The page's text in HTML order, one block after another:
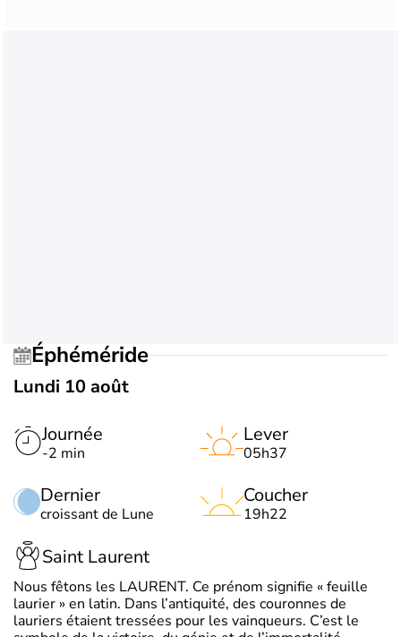
Éphéméride
Lundi 10 août
Journée
-2 min
Dernier
croissant de Lune
Lever
05h37
Coucher
19h22
Saint Laurent
Nous fêtons les LAURENT. Ce prénom signifie « feuille
laurier » en latin. Dans l’antiquité, des couronnes de
lauriers étaient tressées pour les vainqueurs. C’est le